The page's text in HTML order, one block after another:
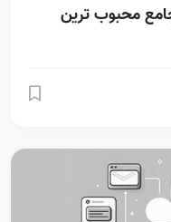
محبوب ترین